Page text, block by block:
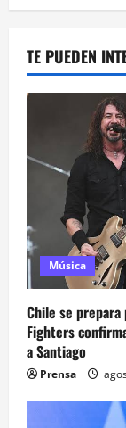
TE PUEDEN
Música
Chile se
Fighters
a Santiago
Prensa